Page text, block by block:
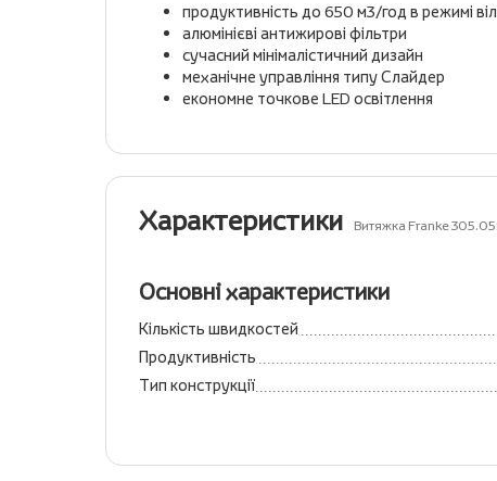
продуктивність до 650 м3/год в режимі
алюмінієві антижирові фільтри
сучасний мінімалістичний дизайн
механічне управління типу Слайдер
економне точкове LED освітлення
Характеристики Витяжка Franke
Основні характеристики
Кількість швидкостей
Продуктивність
Тип конструкції